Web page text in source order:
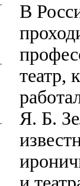
В
театр,
Я. Б.